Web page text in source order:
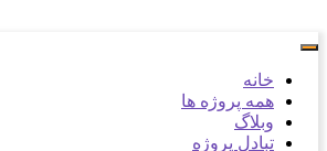
خانه
همه پروژه ها
وبلاگ
تبادل پروژه